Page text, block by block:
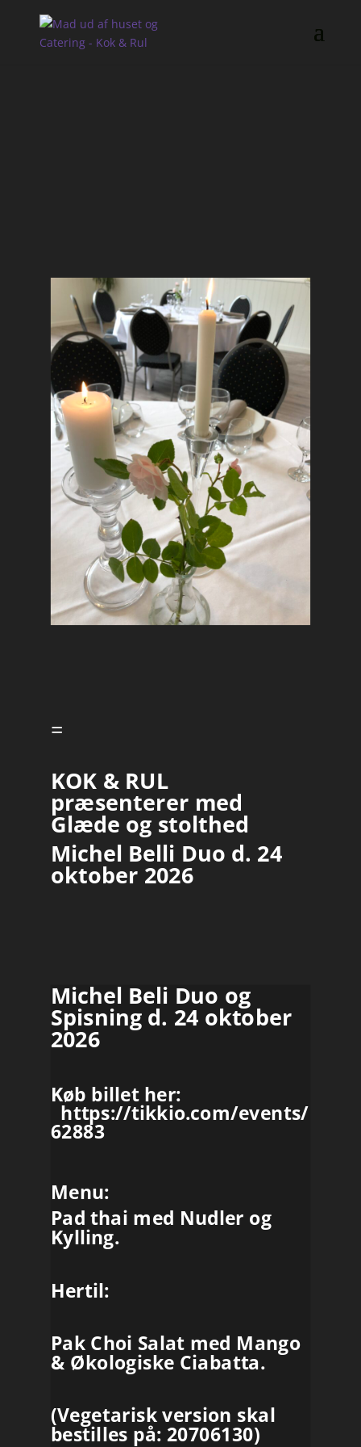
=
KOK & RUL
præsenterer med
Glæde og stolthed
Michel Belli Duo d. 24
oktober 2026
Michel Beli Duo og
Spisning d. 24 oktober
2026
Køb billet her:
https://tikkio.com/events/
62883
Menu:
Pad thai med Nudler og
Kylling.
Hertil:
Pak Choi Salat med Mango
& Økologiske Ciabatta.
(Vegetarisk version skal
bestilles på: 20706130)